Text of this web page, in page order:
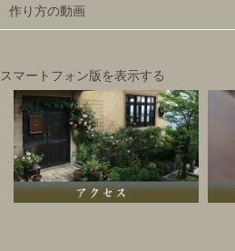
作り方の動画
スマートフォン版を表示する